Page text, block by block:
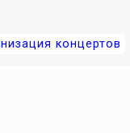
концертов